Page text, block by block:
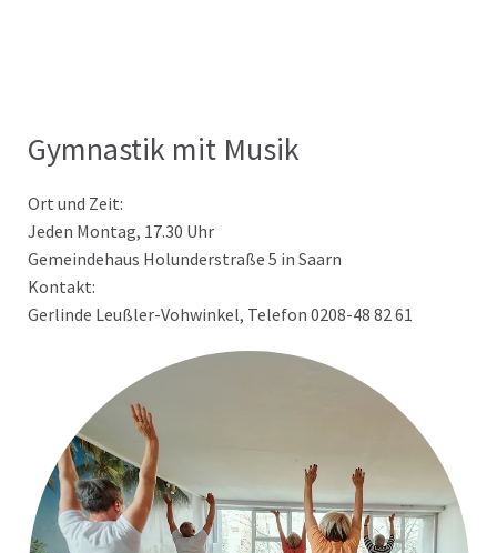
Gymnastik mit Musik
Ort und Zeit:
Jeden Montag, 17.30 Uhr
Gemeindehaus Holunderstraße 5 in Saarn
Kontakt:
Gerlinde Leußler-Vohwinkel, Telefon 0208-48 82 61